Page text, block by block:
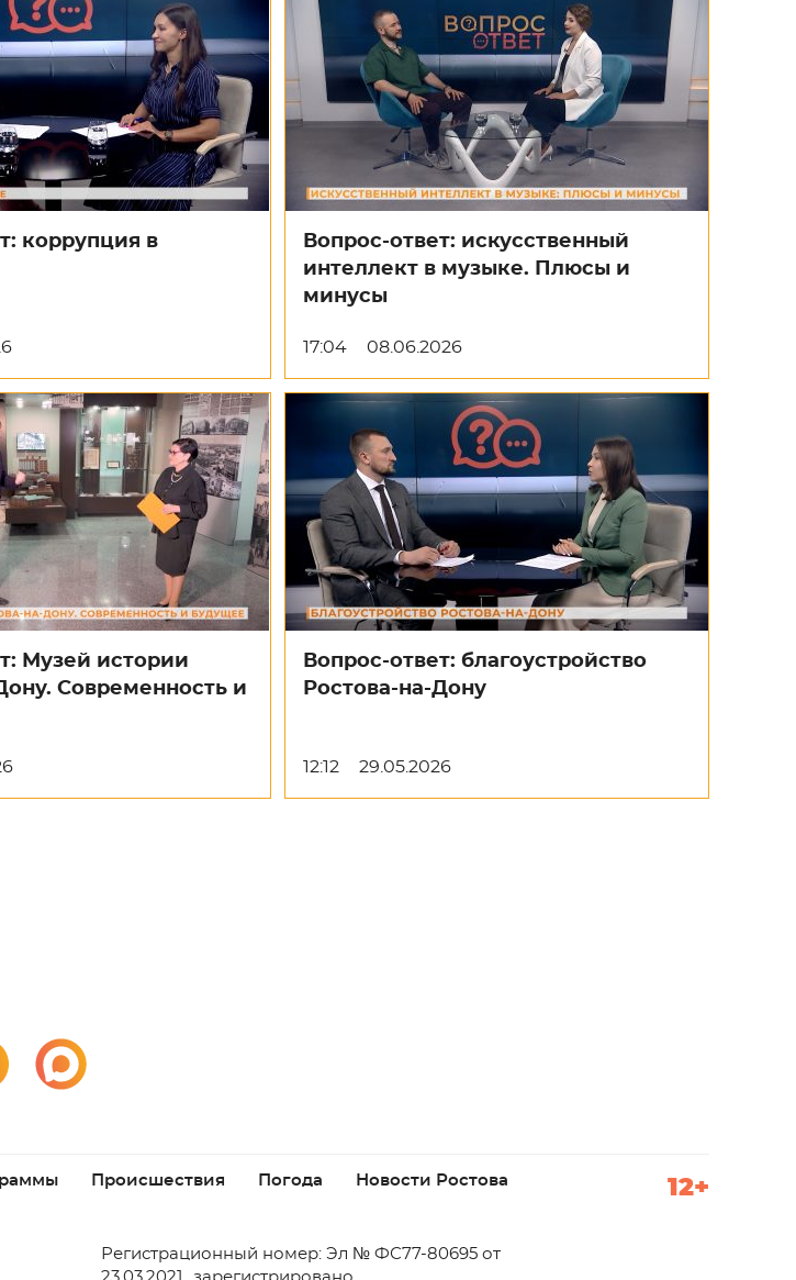
коррупция в
Вопрос-ответ: искусственный
интеллект в музыке. Плюсы и
минусы
17:04 08.06.2026
Музей истории
Современность и
Вопрос-ответ: благоустройство
Ростова-на-Дону
12:12 29.05.2026
Происшествия Погода Новости Ростова 12+
Регистрационный номер: Эл № ФС77-80695 от